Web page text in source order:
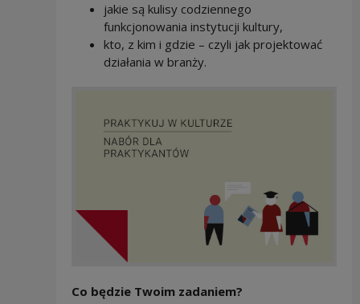
jakie są kulisy codziennego
funkcjonowania instytucji kultury,
kto, z kim i gdzie – czyli jak projektować
działania w branży.
Co będzie Twoim zadaniem?